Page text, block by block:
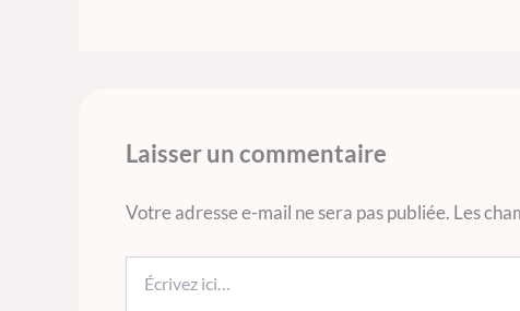
Laisser un commentaire
Votre adresse e-mail ne sera pas publiée. Les
ici…